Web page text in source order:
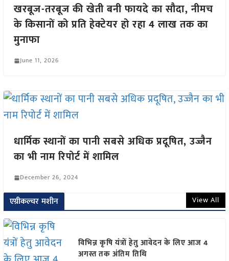
खरबूज-तरबूज की खेती बनी फायदे का सौदा, नीमच
के किसानों को प्रति हेक्टेयर हो रहा 4 लाख तक का
मुनाफा
June 11, 2026
धार्मिक स्थानों का पानी सबसे अधिक प्रदूषित, उज्जैन
का भी नाम रिपोर्ट में शामिल
December 26, 2024
एग्रीकल्चर मशीन View All
विभिन्न कृषि यंत्रों हेतु आवेदन के लिए आज 4
अगस्त तक अंतिम तिथि